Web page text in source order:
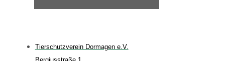
Tierschutzverein Dormagen e.V.